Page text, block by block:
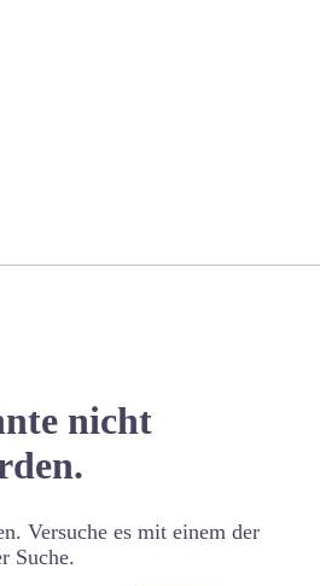
nicht
Versuche es mit einem der
Suche.